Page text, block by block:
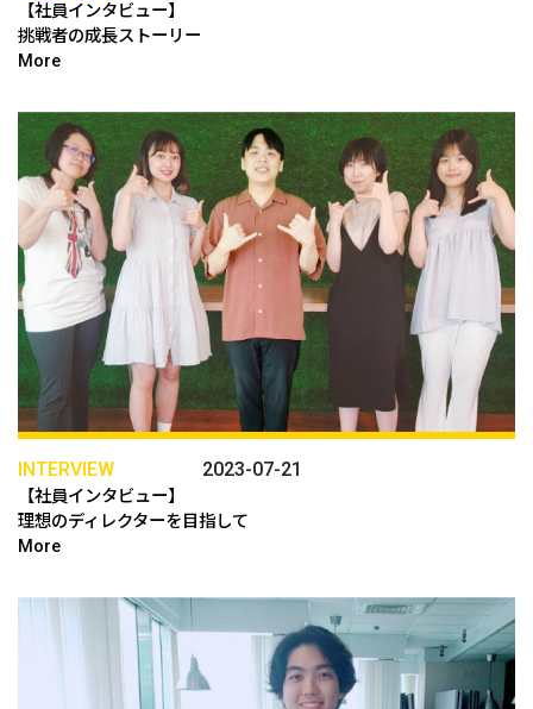
【社員インタビュー】
挑戦者の成長ストーリー
More
INTERVIEW 2023-07-21
【社員インタビュー】
理想のディレクターを目指して
More